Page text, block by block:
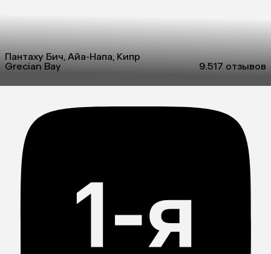
Пантаху Бич, Айа-Напа, Кипр
Grecian Bay
9.517 отзывов